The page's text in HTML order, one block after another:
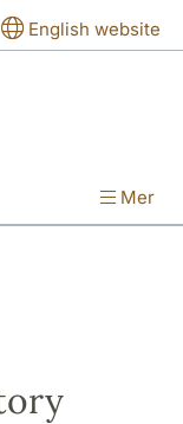
English website
Mer